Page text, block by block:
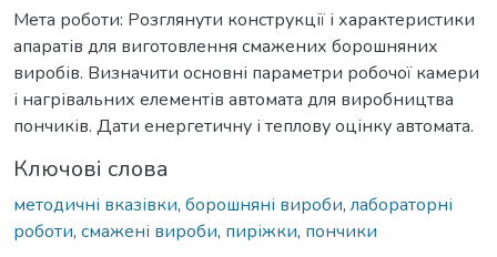
Мета роботи: Розглянути конструкції і характеристики
апаратів для виготовлення смажених борошняних
виробів. Визначити основні параметри робочої камери
і нагрівальних елементів автомата для виробництва
пончиків. Дати енергетичну і теплову оцінку автомата.
Ключові слова
методичні вказівки, борошняні вироби, лабораторні
роботи, смажені вироби, пиріжки, пончики